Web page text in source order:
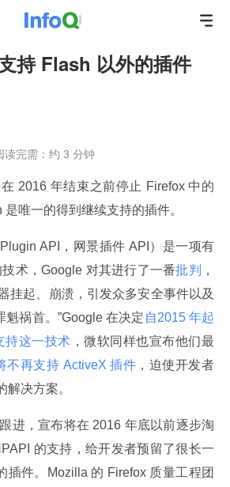
持 Flash 以外的插件
读完需：约 3 分钟
2016 年结束之前停止 Firefox 中的
唯一的得到继续支持的插件。
API，网景插件 API）是一项有
术，Google 对其进行了一番批判
，
挂起、崩溃，引发众多安全事件以及
祸首。”Google 在决定 自2015 年起
持这一技术 ，微软同样也宣布他们最
不再支持 ActiveX 插件 ，迫使开发者
解决方案。
进，宣布将在 2016 年底以前逐步淘
的支持，给开发者预留了很长一
插件。Mozilla 的 Firefox 质量工程团